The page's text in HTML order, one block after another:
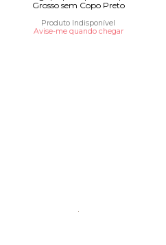
Grosso sem Copo Preto
Produto Indisponível
Avise-me quando chegar